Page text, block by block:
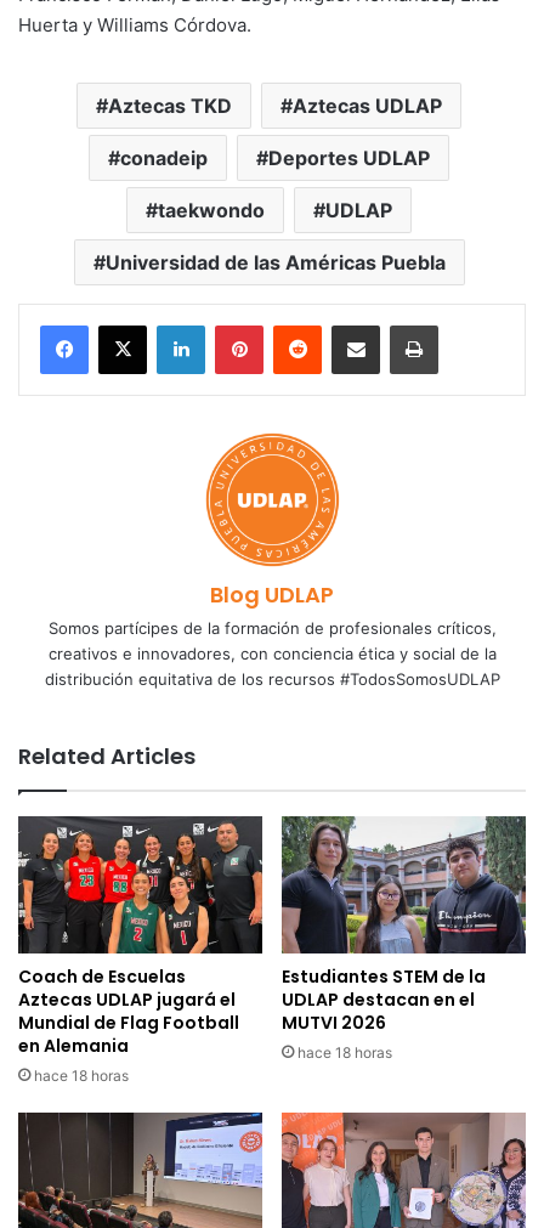
Huerta y Williams Córdova.
Aztecas TKD Aztecas UDLAP
conadeip Deportes UDLAP
taekwondo UDLAP
Universidad de las Américas Puebla
LinkedInPinterestReddit Share via Email Print
Blog UDLAP
Somos partícipes de la formación de profesionales críticos,
creativos e innovadores, con conciencia ética y social de la
distribución equitativa de los recursos #TodosSomosUDLAP
Related Articles
Coach de Escuelas
Aztecas UDLAP jugará el
Mundial de Flag Football
en Alemania
hace 18 horas
Estudiantes STEM de la
UDLAP destacan en el
MUTVI 2026
hace 18 horas